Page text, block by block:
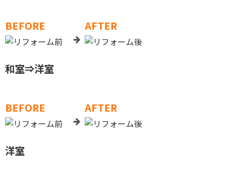
BEFORE AFTER
和室⇒洋室
BEFORE AFTER
洋室